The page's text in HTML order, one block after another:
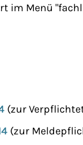
im Menü
(zur
(zur